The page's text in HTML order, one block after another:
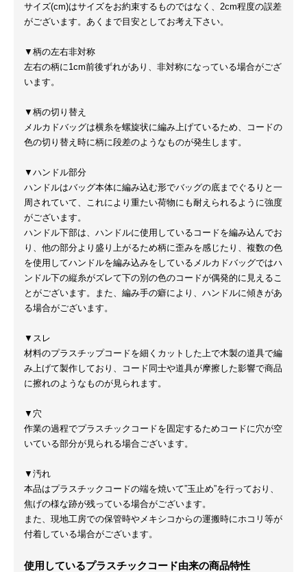
サイズ(cm)はサイズをお約束するものではなく、2cm程度の誤差
がございます。あくまで目安としてお考え下さい。
▼柄の左右非対称
左右の柄に1cm前後ずれがあり、非対称になっている場合がござ
います。
▼柄の切り替え
メルカドバッグは横糸を螺旋状に編み上げているため、コードの
色の切り替え時に柄に段差のようなものが発生します。
▼ハンドル部分
ハンドルはバッグ本体に編み込む形でバッグの底までぐるりと一
周されていて、これにより重たい荷物にも耐えられるように強度
がございます。
ハンドル下部は、ハンドルに使用しているコードを編み込んでお
り、他の部分より盛り上がるため柄に歪みを感じたり、複数の色
を使用してハンドルを編み込みをしているメルカドバッグではハ
ンドル下の縦糸がズレて下の別の色のコードが偶発的に見えるこ
とがございます。また、編み手の癖により、ハンドルに傾きがあ
る場合がございます。
▼スレ
材料のプラスチップコードを細くカットした上で木製の道具で編
み上げて製作しており、コード同士や道具が摩擦した影響で商品
に擦れのようなものが見られます。
▼穴
作業の過程でプラスチックコードを固定するためコードに穴が空
いている部分が見られる場合ございます。
▼汚れ
本品はプラスチックコードの端を焼いて”玉止め”を行っており、
焦げの様な跡が残っている場合がございます。
また、現地工房での保管時やメキシコからの運搬時にホコリ等が
付着している場合がございます。
使用しているプラスチックコード由来の商品特性